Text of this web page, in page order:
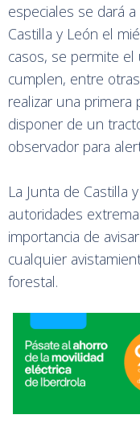
especiales se dará
Castilla y León el
casos, se permite
cumplen, entre
realizar una primera
disponer de un
observador para
La Junta de Castilla
autoridades
importancia de
cualquier
forestal.